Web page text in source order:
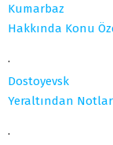
Kumarbaz
Hakkında Konu
·
Dostoyevsk
Yeraltından
·